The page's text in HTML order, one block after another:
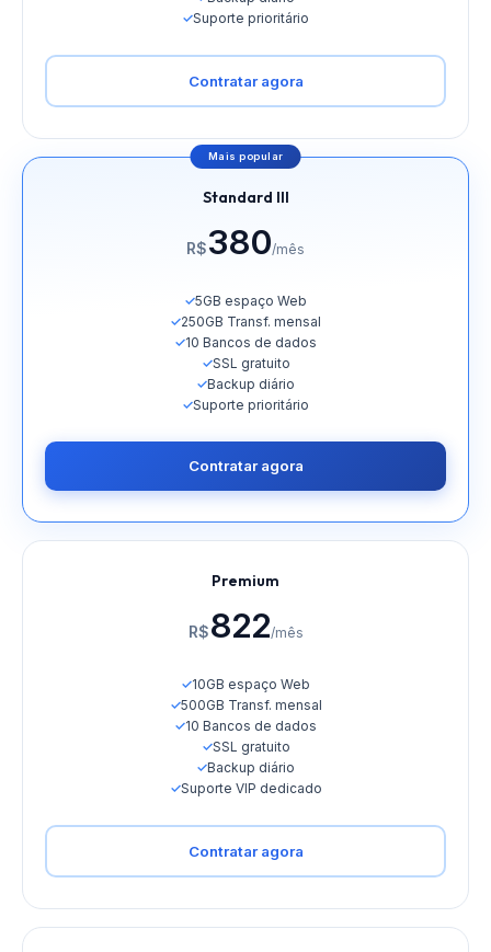
✓Suporte prioritário
Contratar agora
Mais popular
Standard III
R$380/mês
✓5GB espaço Web
✓250GB Transf. mensal
✓10 Bancos de dados
✓SSL gratuito
✓Backup diário
✓Suporte prioritário
Contratar agora
Premium
R$822/mês
✓10GB espaço Web
✓500GB Transf. mensal
✓10 Bancos de dados
✓SSL gratuito
✓Backup diário
✓Suporte VIP dedicado
Contratar agora